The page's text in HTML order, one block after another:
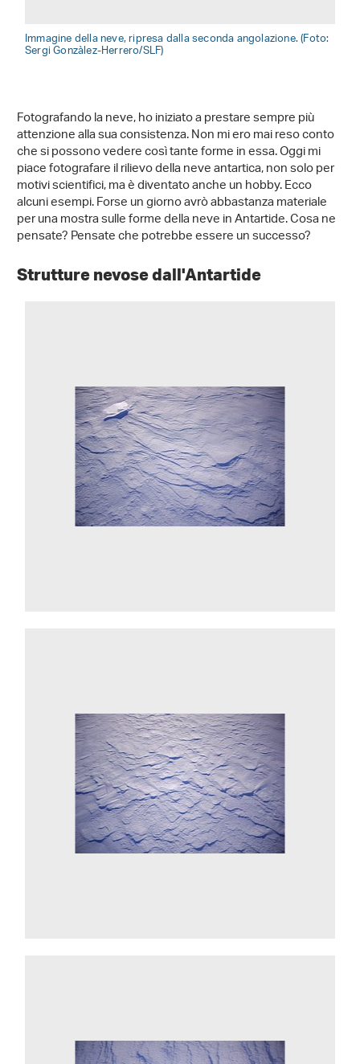
Immagine della neve, ripresa dalla seconda angolazione. (Foto:
Sergi Gonzàlez-Herrero/SLF)
Fotografando la neve, ho iniziato a prestare sempre più
attenzione alla sua consistenza. Non mi ero mai reso conto
che si possono vedere così tante forme in essa. Oggi mi
piace fotografare il rilievo della neve antartica, non solo per
motivi scientifici, ma è diventato anche un hobby. Ecco
alcuni esempi. Forse un giorno avrò abbastanza materiale
per una mostra sulle forme della neve in Antartide. Cosa ne
pensate? Pensate che potrebbe essere un successo?
Strutture nevose dall'Antartide